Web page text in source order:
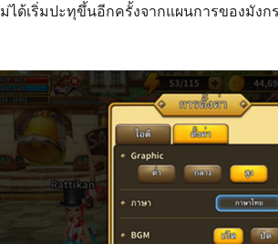
ได้เริ่มปะทุขึ้นอีกครั้งจากแผนการของมังก